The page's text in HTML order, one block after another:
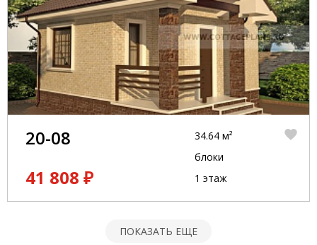
20-08
41 808 ₽
34.64 м²
блоки
1 этаж
ПОКАЗАТЬ ЕЩЕ